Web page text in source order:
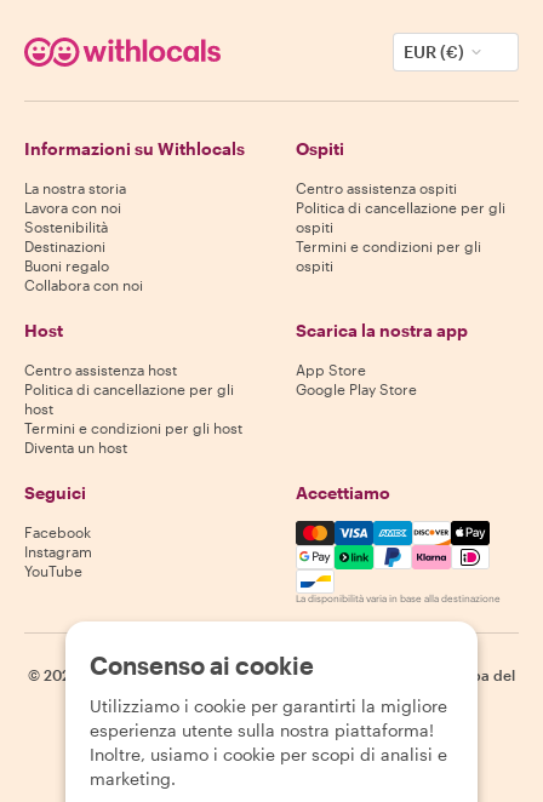
EUR (€)
Informazioni su Withlocals
La nostra storia
Lavora con noi
Sostenibilità
Destinazioni
Buoni regalo
Collabora con noi
Ospiti
Centro assistenza ospiti
Politica di cancellazione per gli
ospiti
Termini e condizioni per gli
ospiti
Host
Centro assistenza host
Politica di cancellazione per gli
host
Termini e condizioni per gli host
Diventa un host
Scarica la nostra app
App Store
Google Play Store
Seguici
Facebook
Instagram
YouTube
Accettiamo
Mastercard, Visa, Amex,
La disponibilità varia in base alla destinazione
© 2026 Withlocals.com | Informativa sulla privacy
Mappa del
Consenso ai cookie
Utilizziamo i cookie per garantirti la migliore
esperienza utente sulla nostra piattaforma!
Inoltre, usiamo i cookie per scopi di analisi e
marketing.